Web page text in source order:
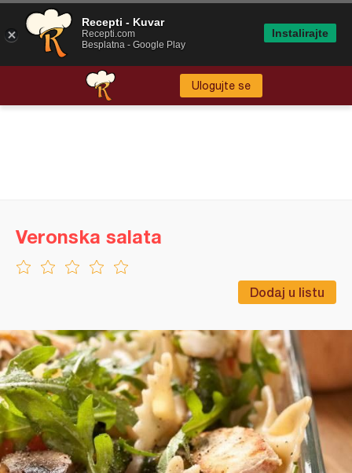
Ulogujte se
Dodaj u listu
Veronska salata
Recepti - Kuvar
Recepti.com
Besplatna - Google Play
Instalirajte